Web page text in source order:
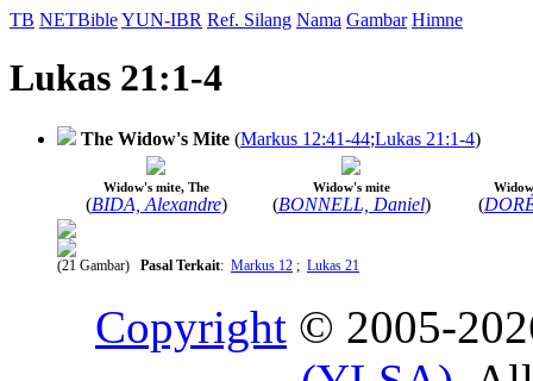
TB NETBibleYUN-IBR Ref. Silang Nama Gambar Himne
Lukas 21:1-4
The Widow's Mite (Markus 12:41-44;Lukas 21:1-4)
Widow's mite, The
(BIDA, Alexandre)
Widow's mite
(BONNELL, Daniel) (
(21 Gambar) Pasal Terkait: Markus 12 ; Lukas 21
Copyright © 2005-